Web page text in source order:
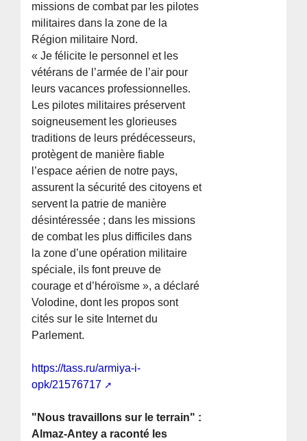
missions de combat par les pilotes
militaires dans la zone de la
Région militaire Nord.
« Je félicite le personnel et les
vétérans de l’armée de l’air pour
leurs vacances professionnelles.
Les pilotes militaires préservent
soigneusement les glorieuses
traditions de leurs prédécesseurs,
protègent de manière fiable
l’espace aérien de notre pays,
assurent la sécurité des citoyens et
servent la patrie de manière
désintéressée ; dans les missions
de combat les plus difficiles dans
la zone d’une opération militaire
spéciale, ils font preuve de
courage et d’héroïsme », a déclaré
Volodine, dont les propos sont
cités sur le site Internet du
Parlement.
https://tass.ru/armiya-i-
opk/21576717
"Nous travaillons sur le terrain" :
Almaz-Antey a raconté les